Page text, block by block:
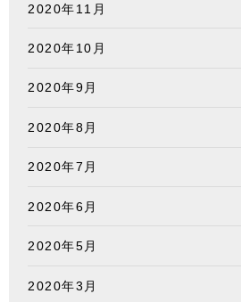
2020年11月
2020年10月
2020年9月
2020年8月
2020年7月
2020年6月
2020年5月
2020年3月